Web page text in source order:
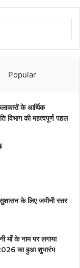
Popular
के आर्थिक
विभाग की महत्वपूर्ण पहल
के लिए जमीनी स्तर
माँ के नाम पर लगाया
का हुआ शुभारंभ